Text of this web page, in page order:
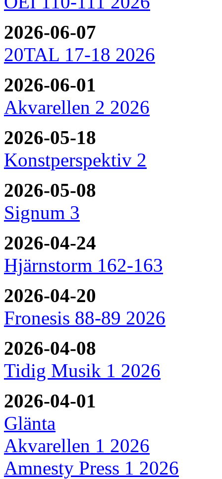
2026-06-07
20TAL 17-18 2026
2026-06-01
Akvarellen 2 2026
2026-05-18
Konstperspektiv 2
2026-05-08
Signum 3
2026-04-24
Hjärnstorm 162-163
2026-04-20
Fronesis 88-89 2026
2026-04-08
Tidig Musik 1 2026
2026-04-01
Glänta
Akvarellen 1 2026
Amnesty Press 1 2026